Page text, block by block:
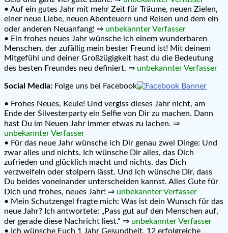
• Auf ein gutes Jahr mit mehr Zeit für Träume, neuen Zielen,
einer neue Liebe, neuen Abenteuern und Reisen und dem ein
oder anderen Neuanfang! ⇒ unbekannter Verfasser
• Ein frohes neues Jahr wünsche ich einem wunderbaren
Menschen, der zufällig mein bester Freund ist! Mit deinem
Mitgefühl und deiner Großzügigkeit hast du die Bedeutung
des besten Freundes neu definiert. ⇒ unbekannter Verfasser
Social Media: Folge uns bei Facebook
• Frohes Neues, Keule! Und vergiss dieses Jahr nicht, am
Ende der Silvesterparty ein Selfie von Dir zu machen. Dann
hast Du im Neuen Jahr immer etwas zu lachen. ⇒
unbekannter Verfasser
• Für das neue Jahr wünsche ich Dir genau zwei Dinge: Und
zwar alles und nichts. Ich wünsche Dir alles, das Dich
zufrieden und glücklich macht und nichts, das Dich
verzweifeln oder stolpern lässt. Und ich wünsche Dir, dass
Du beides voneinander unterscheiden kannst. Alles Gute für
Dich und frohes, neues Jahr! ⇒ unbekannter Verfasser
• Mein Schutzengel fragte mich: Was ist dein Wunsch für das
neue Jahr? Ich antwortete: „Pass gut auf den Menschen auf,
der gerade diese Nachricht liest.“ ⇒ unbekannter Verfasser
• Ich wünsche Euch 1 Jahr Gesundheit, 12 erfolgreiche